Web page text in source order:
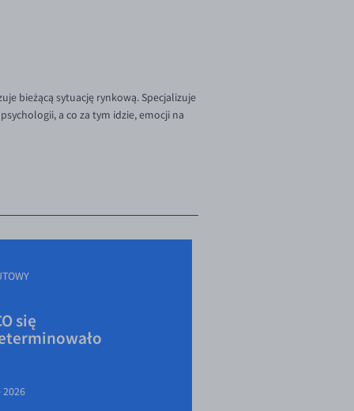
bieżącą sytuację rynkową. Specjalizuje
a co za tym idzie, emocji na
się
2026